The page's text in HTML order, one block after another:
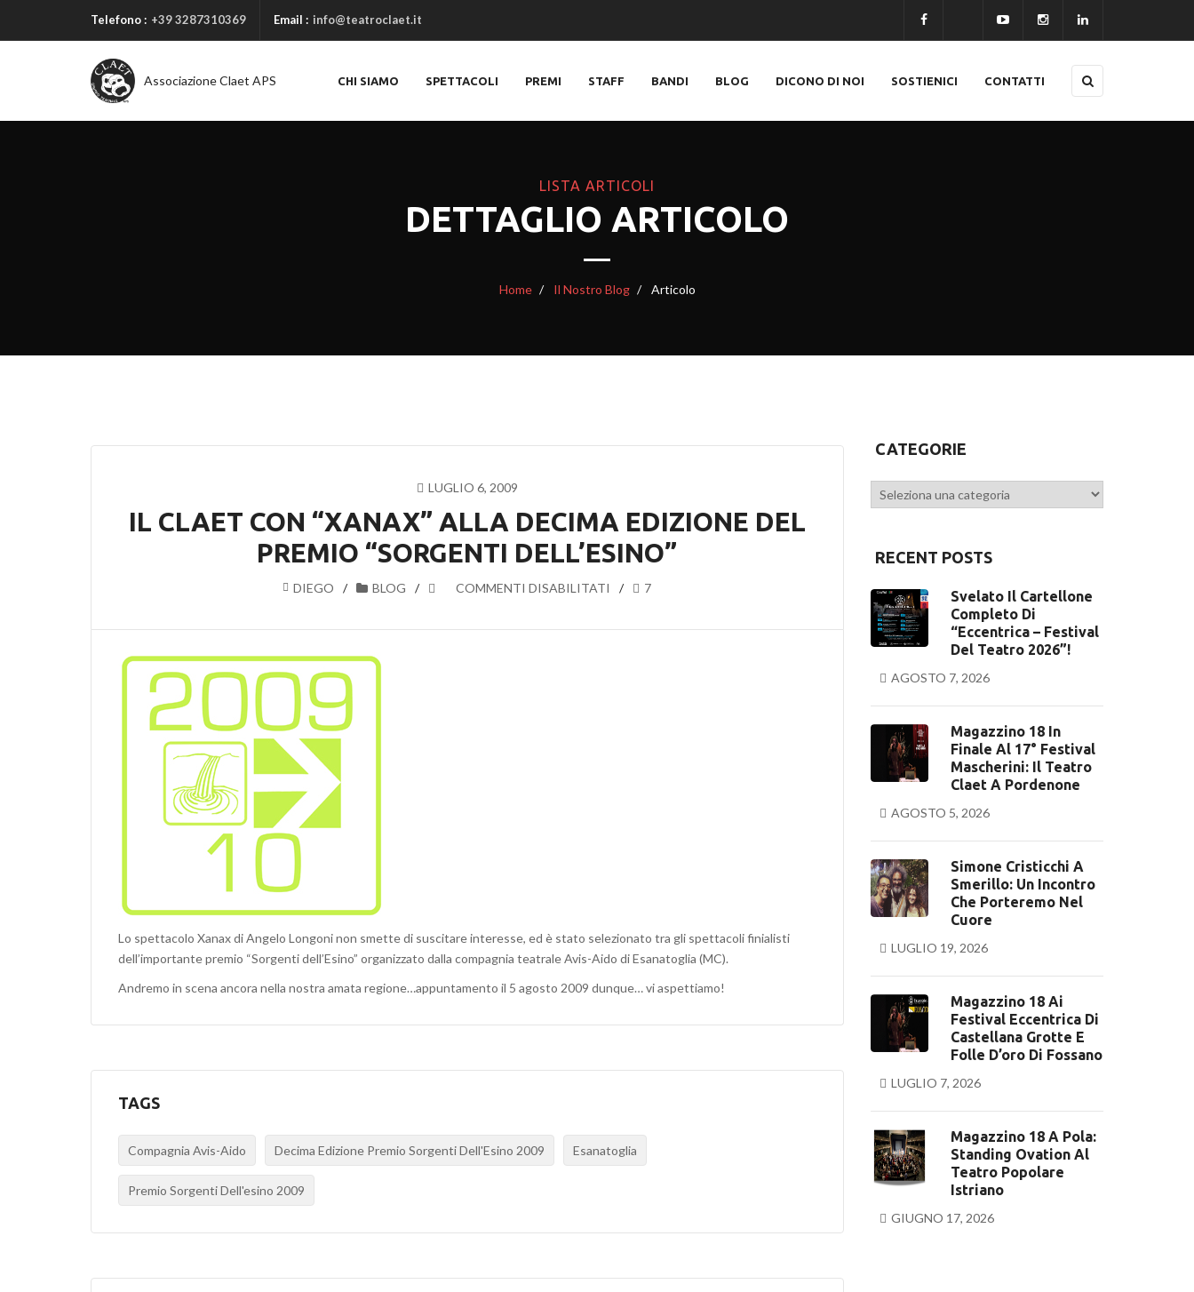
Telefono : +39 3287310369 Email : info@teatroclaet.it
Associazione Claet APS CHI SIAMO SPETTACOLI PREMI STAFF BANDI BLOG DICONO DI NOI SOSTIENICI CONTATTI
LISTA ARTICOLI
DETTAGLIO ARTICOLO
Home Il Nostro Blog Articolo
LUGLIO 6, 2009
IL CLAET CON “XANAX” ALLA DECIMA EDIZIONE DEL
PREMIO “SORGENTI DELL’ESINO”
DIEGO BLOG COMMENTI DISABILITATI
SU
CLAET
7
Lo spettacolo Xanax di Angelo Longoni non smette di suscitare interesse, ed è stato selezionato tra gli spettacoli finialisti
dell’importante premio “Sorgenti dell’Esino” organizzato dalla compagnia teatrale Avis-Aido di Esanatoglia (MC).
Andremo in scena ancora nella nostra amata regione…appuntamento il 5 agosto 2009 dunque… vi aspettiamo!
TAGS
Compagnia Avis-Aido Decima Edizione Premio Sorgenti Dell'Esino 2009 Esanatoglia
Premio Sorgenti Dell'esino 2009
CATEGORIE
Categorie
RECENT POSTS
Svelato Il Cartellone
Completo Di
“Eccentrica – Festival
Del Teatro 2026”!
AGOSTO 7, 2026
Magazzino 18 In
Finale Al 17° Festival
Mascherini: Il Teatro
Claet A Pordenone
AGOSTO 5, 2026
Simone Cristicchi A
Smerillo: Un Incontro
Che Porteremo Nel
Cuore
LUGLIO 19, 2026
Magazzino 18 Ai
Festival Eccentrica Di
Castellana Grotte E
Folle D’oro Di Fossano
LUGLIO 7, 2026
Magazzino 18 A Pola:
Standing Ovation Al
Teatro Popolare
Istriano
GIUGNO 17, 2026